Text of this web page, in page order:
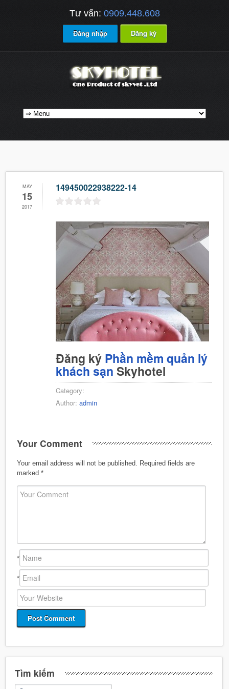
Tư vấn: 0909.448.608
Đăng nhập Đăng ký
MAY
15
2017
149450022938222-14
Đăng ký Phần mềm quản lý
khách sạn Skyhotel
Category:
Author: admin
Your Comment
Your email address will not be published.
Required fields are
marked *
*
*
Tìm kiếm